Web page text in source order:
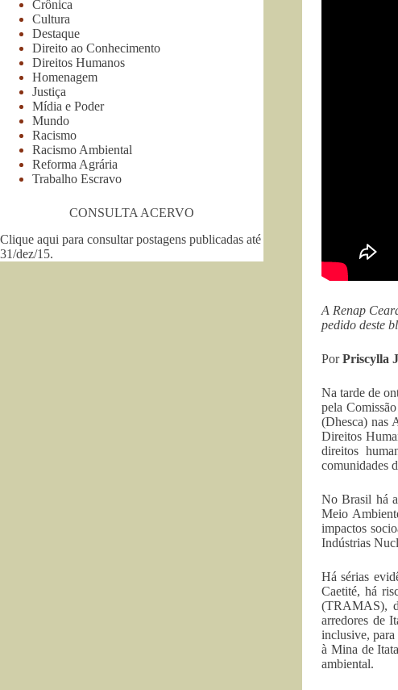
A Renap
pedido deste
PorPriscylla
Na tarde de
pela
(Dhesca) nas
Direitos
direitos
comunidades
No Brasil há
Meio
impactos
Indústrias
Há sérias
Caetité, há
(TRAMAS),
arredores de
inclusive,
à Mina de
ambiental.
Crônica
Cultura
Destaque
Direito ao Conhecimento
Direitos Humanos
Homenagem
Justiça
Mídia e Poder
Mundo
Racismo
Racismo Ambiental
Reforma Agrária
Trabalho Escravo
CONSULTA ACERVO
Clique aqui para consultar postagens publicadas até
31/dez/15.